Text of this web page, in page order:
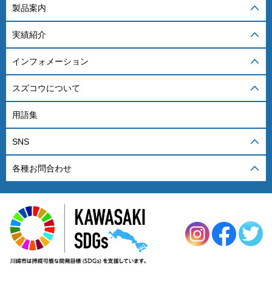
製品案内
実績紹介
インフォメーション
スズコウについて
用語集
SNS
各種お問合わせ